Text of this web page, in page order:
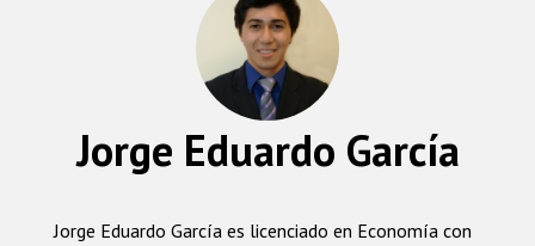
Jorge Eduardo García
Jorge Eduardo García es licenciado en Economía con